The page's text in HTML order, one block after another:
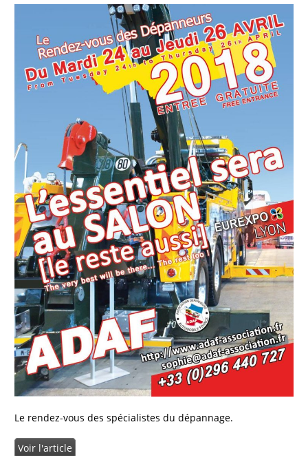
Le rendez-vous des spécialistes du dépannage.
Voir l'article